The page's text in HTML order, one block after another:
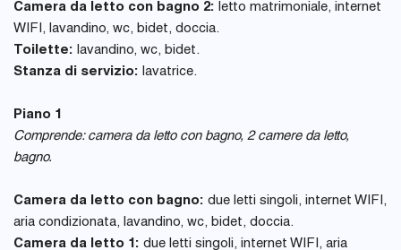
Camera da letto con bagno 2: letto matrimoniale, internet
WIFI, lavandino, wc, bidet, doccia.
Toilette: lavandino, wc, bidet.
Stanza di servizio: lavatrice.
Piano 1
Comprende: camera da letto con bagno, 2 camere da letto,
bagno.
Camera da letto con bagno: due letti singoli, internet WIFI,
aria condizionata, lavandino, wc, bidet, doccia.
Camera da letto 1: due letti singoli, internet WIFI, aria